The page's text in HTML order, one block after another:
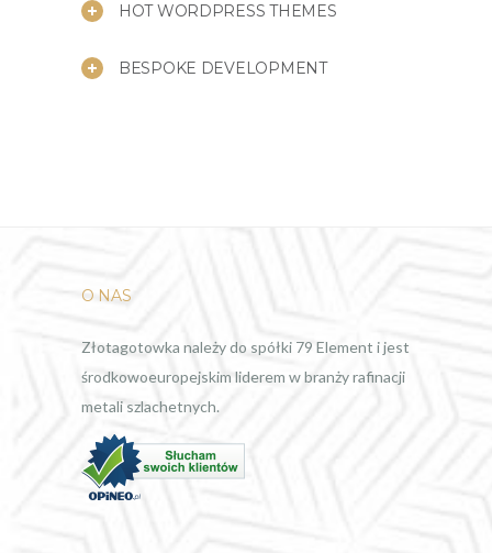
HOT WORDPRESS THEMES
BESPOKE DEVELOPMENT
O NAS
Złotagotowka należy do spółki 79 Element i jest
środkowoeuropejskim liderem w branży rafinacji
metali szlachetnych.